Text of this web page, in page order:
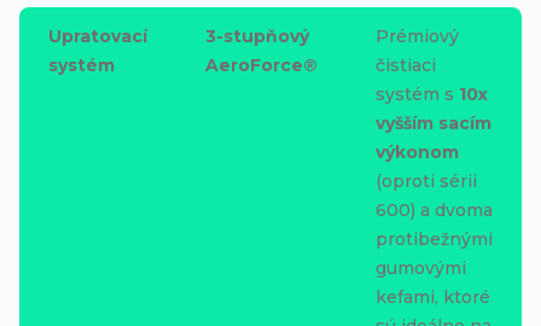
Upratovací
systém
3-stupňový
AeroForce®
Prémiový
čistiaci
systém s 10x
vyšším sacím
výkonom
(oproti sérii
600) a dvoma
protibežnými
gumovými
kefami, ktoré